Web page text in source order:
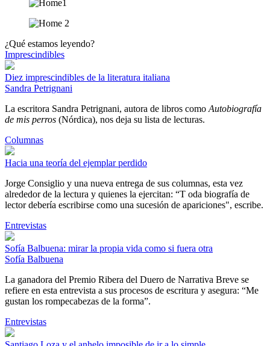
¿Qué estamos leyendo?
Imprescindibles
Diez imprescindibles de la literatura italiana
Sandra Petrignani
La escritora Sandra Petrignani, autora de libros como Autobiografía
de mis perros (Nórdica), nos deja su lista de lecturas.
Columnas
Hacia una teoría del ejemplar perdido
Jorge Consiglio y una nueva entrega de sus columnas, esta vez
alrededor de la lectura y quienes la ejercitan: “T oda biografía de
lector debería escribirse como una sucesión de apariciones", escribe.
Entrevistas
Sofía Balbuena: mirar la propia vida como si fuera otra
Sofía Balbuena
La ganadora del Premio Ribera del Duero de Narrativa Breve se
refiere en esta entrevista a sus procesos de escritura y asegura: “Me
gustan los rompecabezas de la forma”.
Entrevistas